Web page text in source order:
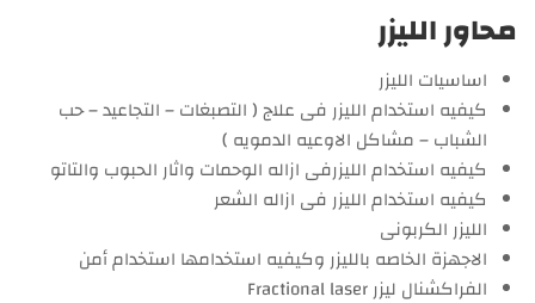
محاور الليزر
اساسيات الليزر
كيفيه استخدام الليزر فى علاج ( التصبغات – التجاعيد – حب
الشباب – مشاكل الاوعيه الدمويه )
كيفيه استخدام الليزرفى ازاله الوحمات واثار الحبوب والتاتو
كيفيه استخدام الليزر فى ازاله الشعر
الليزر الكربونى
الاجهزة الخاصه بالليزر وكيفيه استخدامها استخدام أمن
الفراكشنال ليزر Fractional laser